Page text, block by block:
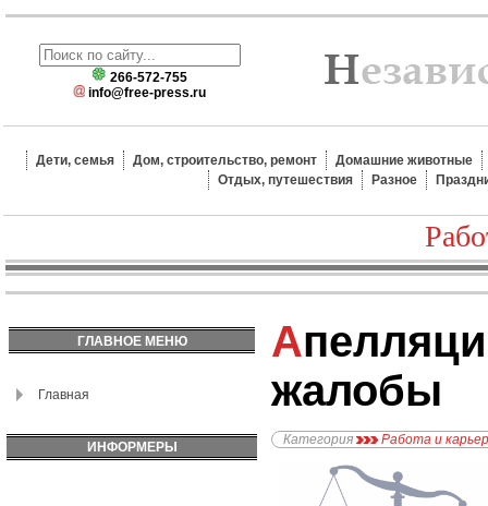
266-572-755
info@free-press.ru
Дети, семья Дом, строительство, ремонт
Домашние животные
Отдых, путешествия
Разное
ГЛАВНОЕ МЕНЮ
Главная
ИНФОРМЕРЫ
Апелляционные
жалобы
Категория Работа и